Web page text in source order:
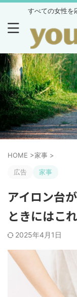
すべての女性を
HOME >家事 >
広告 家事
アイロン台
ときにはこ
2025年4月1日